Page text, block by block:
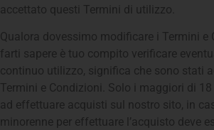
accettato questi Termini di utilizzo.
Qualora dovessimo modificare i Termini e
farti sapere è tuo compito verificare
continuo utilizzo, significa che sono stati
Termini e Condizioni. Solo i maggiori di
ad effettuare acquisti sul nostro sito, in
minorenne per effettuare l’acquisto deve